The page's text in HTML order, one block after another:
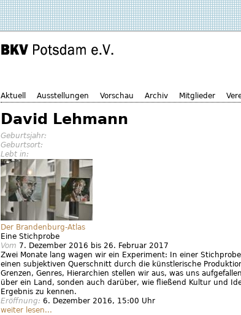
Aktuell Ausstellungen Vorschau Archiv Mitglieder
David Lehmann
Geburtsjahr:
Geburtsort:
Lebt in:
Der Brandenburg-Atlas
Eine Stichprobe
Vom 7. Dezember 2016 bis 26. Februar 2017
Zwei Monate lang wagen wir ein Experiment: In einer
einen subjektiven Querschnitt durch die künstlerische
Grenzen, Genres, Hierarchien stellen wir aus, was uns
über ein Land, sonden auch darüber, wie fließend Kultur und
Ergebnis zu kennen.
Eröffnung: 6. Dezember 2016, 15:00 Uhr
weiter lesen...